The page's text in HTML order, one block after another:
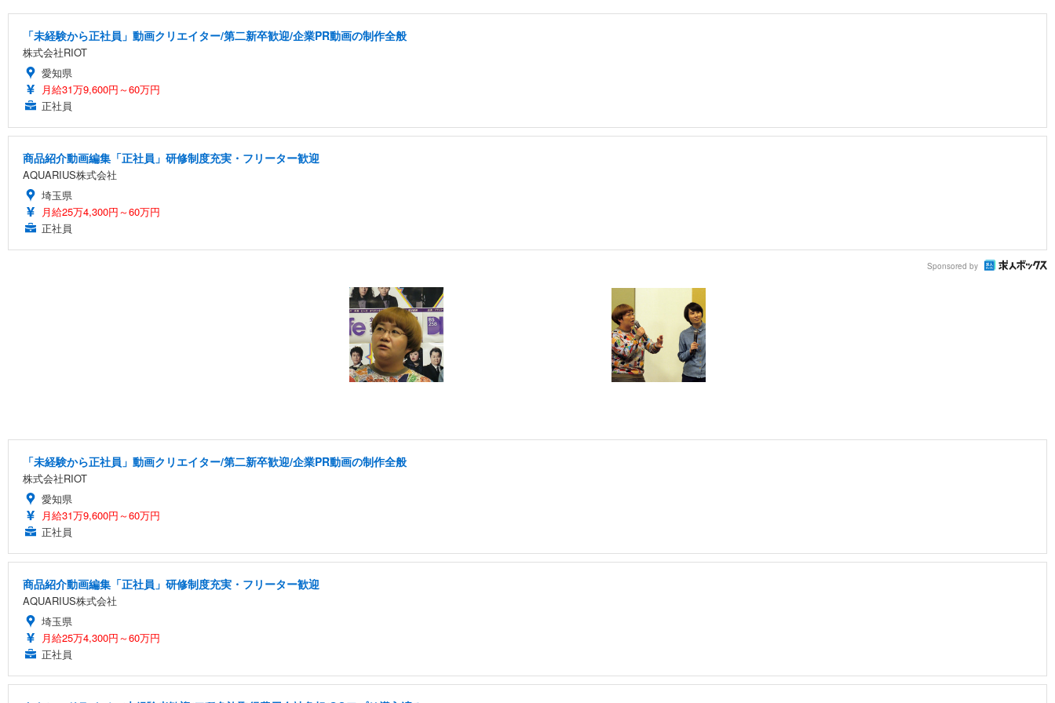
「未経験から正社員」動画クリエイター/第二新卒歓迎/企業PR動画の制作全般
株式会社RIOT
愛知県
月給31万9,600円～60万円
正社員
商品紹介動画編集「正社員」研修制度充実・フリーター歓迎
AQUARIUS株式会社
埼玉県
月給25万4,300円～60万円
正社員
Sponsored by
「未経験から正社員」動画クリエイター/第二新卒歓迎/企業PR動画の制作全般
株式会社RIOT
愛知県
月給31万9,600円～60万円
正社員
商品紹介動画編集「正社員」研修制度充実・フリーター歓迎
AQUARIUS株式会社
埼玉県
月給25万4,300円～60万円
正社員